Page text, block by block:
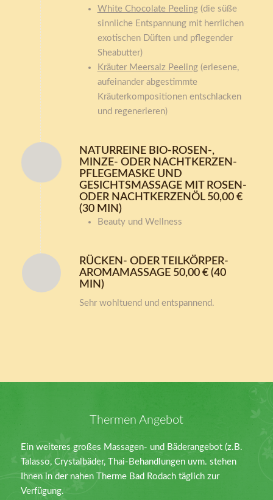
White Chocolate Peeling(die süße
sinnliche Entspannung mit herrlichen
exotischen Düften und pflegender
Sheabutter)
Kräuter Meersalz Peeling(erlesene,
aufeinander abgestimmte
Kräuterkompositionen entschlacken
und regenerieren)
NATURREINE BIO-ROSEN-,
MINZE- ODER NACHTKERZEN-
PFLEGEMASKE UND
GESICHTSMASSAGE MIT ROSEN-
ODER NACHTKERZENÖL 50,00 €
(30 MIN)
Beauty und Wellness
RÜCKEN- ODER TEILKÖRPER-
AROMAMASSAGE 50,00 € (40
MIN)
Sehr wohltuend und entspannend.
Thermen Angebot
Ein weiteres großes Massagen- und Bäderangebot (z.B.
Talasso, Crystalbäder, Thai-Behandlungen uvm. stehen
Ihnen in der nahen Therme Bad Rodach täglich zur
Verfügung.